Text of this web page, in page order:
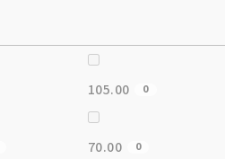
105.00 0
70.00 0